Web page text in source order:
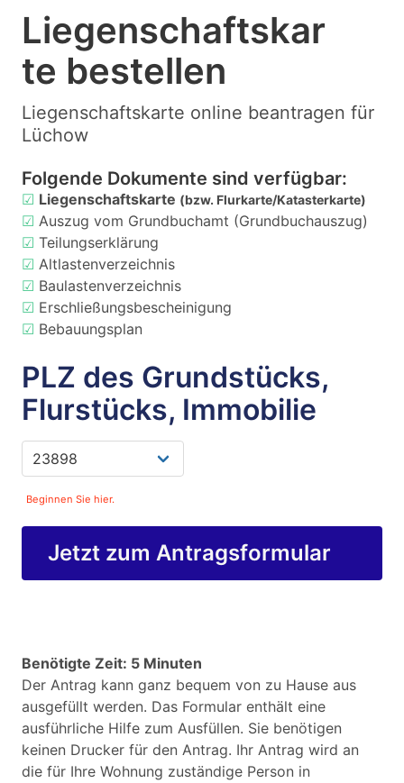
Liegenschaftskar
te bestellen
Liegenschaftskarte online beantragen für
Lüchow
Folgende Dokumente sind verfügbar:
☑ Liegenschaftskarte (bzw. Flurkarte/Katasterkarte)
☑ Auszug vom Grundbuchamt (Grundbuchauszug)
☑ Teilungserklärung
☑ Altlastenverzeichnis
☑ Baulastenverzeichnis
☑ Erschließungsbescheinigung
☑ Bebauungsplan
PLZ des Grundstücks,
Flurstücks, Immobilie
Beginnen Sie hier.
Jetzt zum Antragsformular
Benötigte Zeit: 5 Minuten
Der Antrag kann ganz bequem von zu Hause aus
ausgefüllt werden. Das Formular enthält eine
ausführliche Hilfe zum Ausfüllen. Sie benötigen
keinen Drucker für den Antrag. Ihr Antrag wird an
die für Ihre Wohnung zuständige Person in